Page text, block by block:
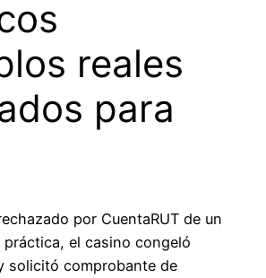
reales
para
por CuentaRUT de un
el casino congeló
solicitó comprobante de